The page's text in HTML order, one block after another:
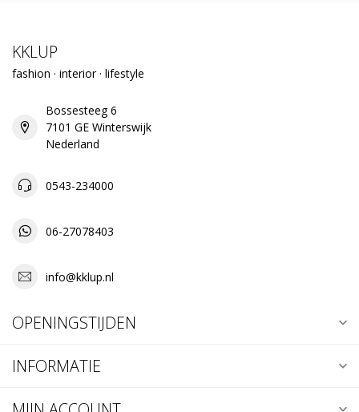
KKLUP
fashion · interior · lifestyle
Bossesteeg 6
7101 GE Winterswijk
Nederland
0543-234000
06-27078403
info@kklup.nl
OPENINGSTIJDEN
INFORMATIE